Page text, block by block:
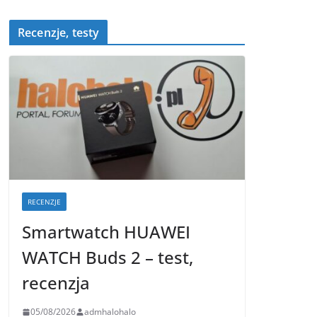
Recenzje, testy
RECENZJE
Smartwatch HUAWEI
WATCH Buds 2 – test,
recenzja
05/08/2026 admhalohalo